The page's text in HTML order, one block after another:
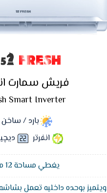
FRESH
فريش سمارت
Smart Inverter
بارد / ساخن
انفرتر
يغطي مساحة 12 متر²
ويتميز بوحده داخليه تعمل